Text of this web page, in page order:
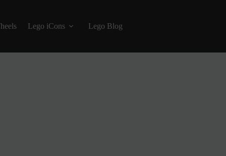
Lego iCons Lego Blog